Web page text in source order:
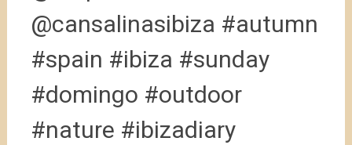
@cansalinasibiza #autumn
#spain #ibiza #sunday
#domingo #outdoor
#nature #ibizadiary